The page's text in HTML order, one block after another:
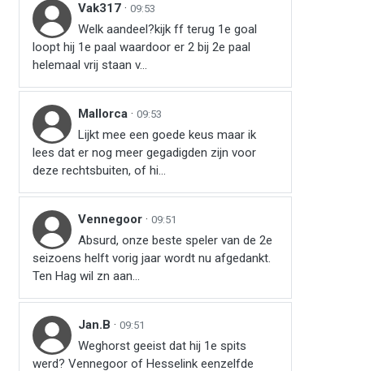
Vak317 · 09:53
Welk aandeel?kijk ff terug 1e goal
loopt hij 1e paal waardoor er 2 bij 2e paal
helemaal vrij staan v...
Mallorca · 09:53
Lijkt mee een goede keus maar ik
lees dat er nog meer gegadigden zijn voor
deze rechtsbuiten, of hi...
Vennegoor · 09:51
Absurd, onze beste speler van de 2e
seizoens helft vorig jaar wordt nu afgedankt.
Ten Hag wil zn aan...
Jan.B · 09:51
Weghorst geeist dat hij 1e spits
werd? Vennegoor of Hesselink eenzelfde